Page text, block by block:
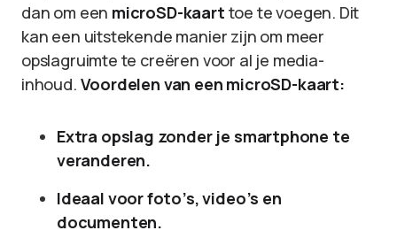
dan om een microSD-kaart toe te voegen. Dit
kan een uitstekende manier zijn om meer
opslagruimte te creëren voor al je media-
inhoud. Voordelen van een microSD-kaart:
Extra opslag zonder je smartphone te
veranderen.
Ideaal voor foto’s, video’s en
documenten.